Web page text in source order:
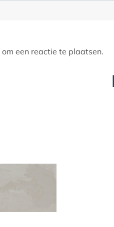
om een reactie te plaatsen.